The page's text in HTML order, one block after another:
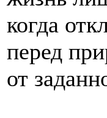
когда
перед
от